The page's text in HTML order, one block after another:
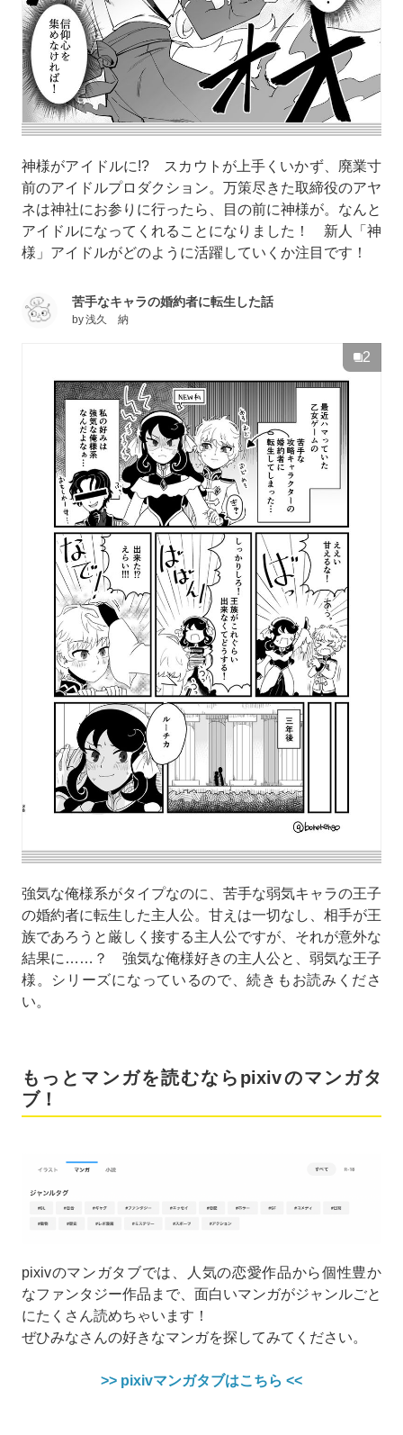
神様がアイドルに!? スカウトが上手くいかず、廃業寸
前のアイドルプロダクション。万策尽きた取締役のアヤ
ネは神社にお参りに行ったら、目の前に神様が。なんと
アイドルになってくれることになりました！ 新人「神
様」アイドルがどのように活躍していくか注目です！
苦手なキャラの婚約者に転生した話
by浅久 納
2
強気な俺様系がタイプなのに、苦手な弱気キャラの王子
の婚約者に転生した主人公。甘えは一切なし、相手が王
族であろうと厳しく接する主人公ですが、それが意外な
結果に……？ 強気な俺様好きの主人公と、弱気な王子
様。シリーズになっているので、続きもお読みくださ
い。
もっとマンガを読むならpixivのマンガタ
ブ！
pixivのマンガタブでは、人気の恋愛作品から個性豊か
なファンタジー作品まで、面白いマンガがジャンルごと
にたくさん読めちゃいます！
ぜひみなさんの好きなマンガを探してみてください。
>> pixivマンガタブはこちら <<